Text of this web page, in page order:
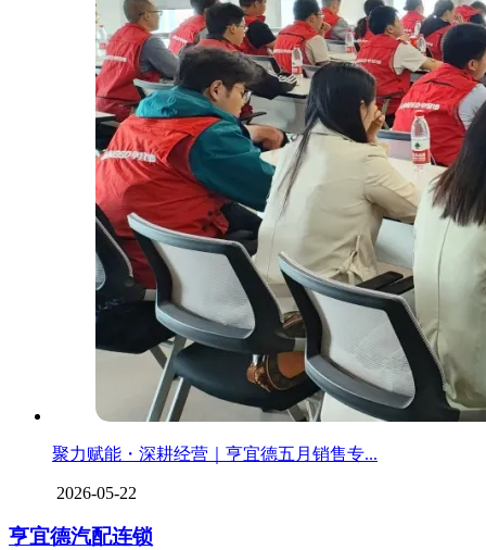
聚力赋能・深耕经营｜亨宜德五月销售专...
2026-05-22
亨宜德汽配连锁